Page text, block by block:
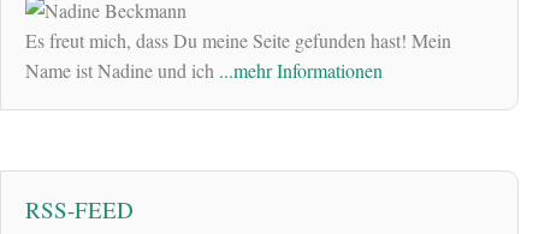
Es freut mich, dass Du meine Seite gefunden hast! Mein
Name ist Nadine und ich ...mehr Informationen
RSS-FEED